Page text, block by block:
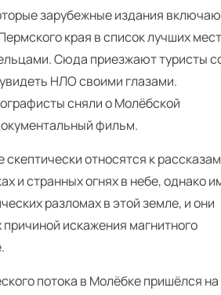
зарубежные издания
края в список лучших мест
Сюда приезжают туристы
НЛО своими глазами.
сняли о Молёбской
фильм.
относятся к рассказам
и странных огнях в небе, однако
разломах в этой земле, и они
искажения магнитного
потока в Молёбке пришёлся на